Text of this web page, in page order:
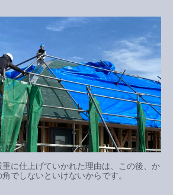
に仕上げていかれた理由は、この後、か
でしないといけないからです。